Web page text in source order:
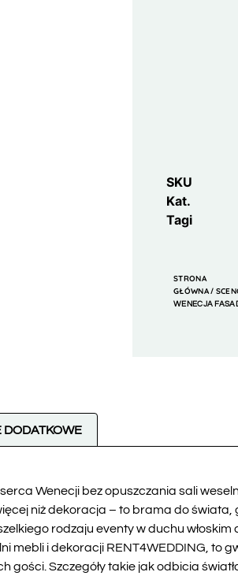
SKU
Kat.
Tagi
STRONA
GŁÓWNA/
WENECJA
Wenecji bez opuszczania sali
niż dekoracja – to brama do świata,
rodzaju eventy w duchu
mebli i dekoracji RENT4WEDDING,
gości. Szczegóły takie jak odbicia